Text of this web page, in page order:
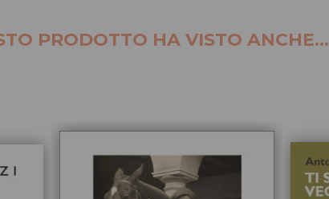
PRODOTTO HA VISTO ANCHE...